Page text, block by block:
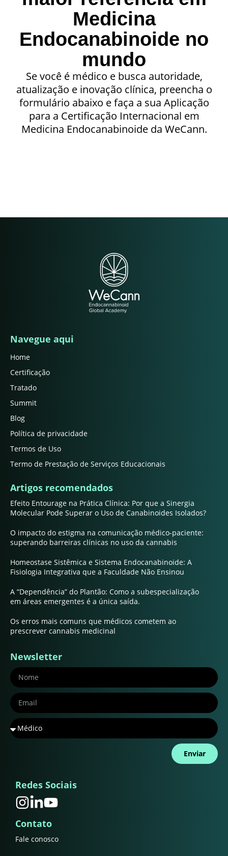
Medicina
Endocanabinoide no
mundo
Se você é médico e busca autoridade,
atualização e inovação clínica, preencha o
formulário abaixo e faça a sua Aplicação
para a Certificação Internacional em
Medicina Endocanabinoide da WeCann.
Navegue aqui
Home
Certificação
Tratado
Summit
Blog
Política de privacidade
Termos de Uso
Termo de Prestação de Serviços Educacionais
Artigos recomendados
Efeito Entourage na Prática Clínica: Por que a Sinergia
Molecular Pode Superar o Uso de Canabinoides Isolados?
O impacto do estigma na comunicação médico-paciente:
superando barreiras clínicas no uso da cannabis
Homeostase Sistêmica e Sistema Endocanabinoide: A
Fisiologia Integrativa que a Faculdade Não Ensinou
A “Dependência” do Plantão: Como a subespecialização
em áreas emergentes é a única saída.
Os erros mais comuns que médicos cometem ao
prescrever cannabis medicinal
Newsletter
Enviar
Redes Sociais
Contato
Fale conosco